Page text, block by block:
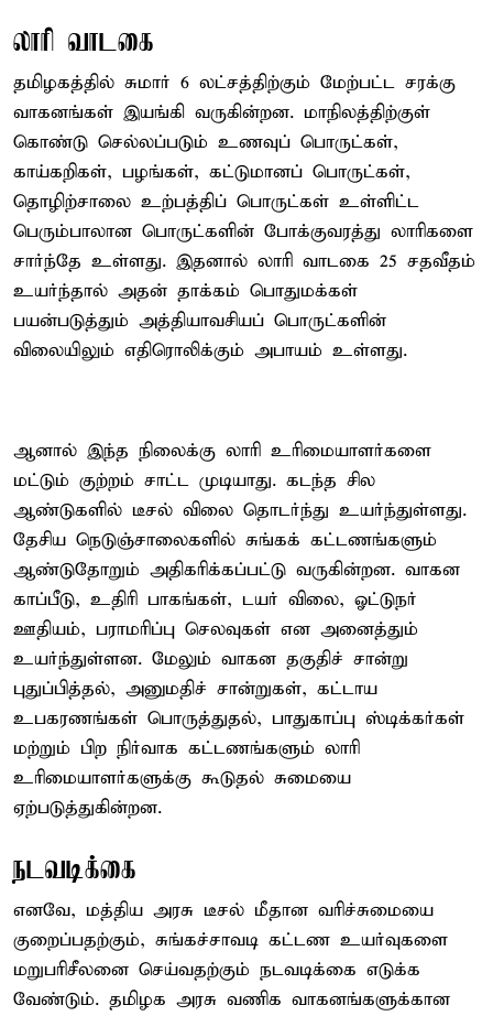
லாரி வாடகை
தமிழகத்தில் சுமார் 6 லட்சத்திற்கும் மேற்பட்ட சரக்கு
வாகனங்கள் இயங்கி வருகின்றன. மாநிலத்திற்குள்
கொண்டு செல்லப்படும் உணவுப் பொருட்கள்,
காய்கறிகள், பழங்கள், கட்டுமானப் பொருட்கள்,
தொழிற்சாலை உற்பத்திப் பொருட்கள் உள்ளிட்ட
பெரும்பாலான பொருட்களின் போக்குவரத்து லாரிகளை
சார்ந்தே உள்ளது. இதனால் லாரி வாடகை 25 சதவீதம்
உயர்ந்தால் அதன் தாக்கம் பொதுமக்கள்
பயன்படுத்தும் அத்தியாவசியப் பொருட்களின்
விலையிலும் எதிரொலிக்கும் அபாயம் உள்ளது.
ஆனால் இந்த நிலைக்கு லாரி உரிமையாளர்களை
மட்டும் குற்றம் சாட்ட முடியாது. கடந்த சில
ஆண்டுகளில் டீசல் விலை தொடர்ந்து உயர்ந்துள்ளது.
தேசிய நெடுஞ்சாலைகளில் சுங்கக் கட்டணங்களும்
ஆண்டுதோறும் அதிகரிக்கப்பட்டு வருகின்றன. வாகன
காப்பீடு, உதிரி பாகங்கள், டயர் விலை, ஓட்டுநர்
ஊதியம், பராமரிப்பு செலவுகள் என அனைத்தும்
உயர்ந்துள்ளன. மேலும் வாகன தகுதிச் சான்று
புதுப்பித்தல், அனுமதிச் சான்றுகள், கட்டாய
உபகரணங்கள் பொருத்துதல், பாதுகாப்பு ஸ்டிக்கர்கள்
மற்றும் பிற நிர்வாக கட்டணங்களும் லாரி
உரிமையாளர்களுக்கு கூடுதல் சுமையை
ஏற்படுத்துகின்றன.
நடவடிக்கை
எனவே, மத்திய அரசு டீசல் மீதான வரிச்சுமையை
குறைப்பதற்கும், சுங்கச்சாவடி கட்டண உயர்வுகளை
மறுபரிசீலனை செய்வதற்கும் நடவடிக்கை எடுக்க
வேண்டும். தமிழக அரசு வணிக வாகனங்களுக்கான